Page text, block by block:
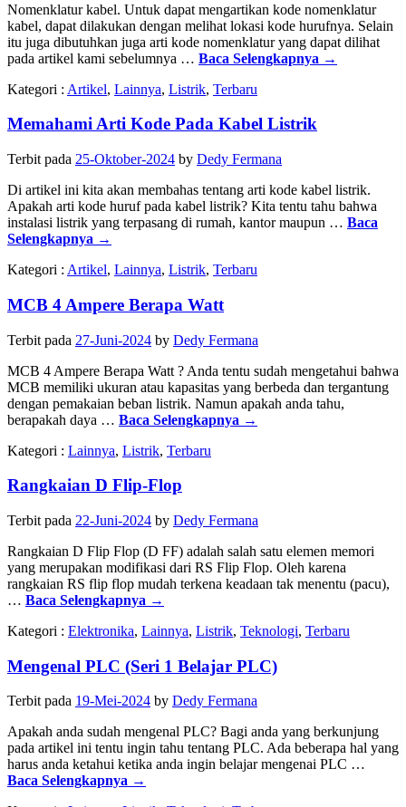
Nomenklatur kabel. Untuk dapat mengartikan kode nomenklatur
kabel, dapat dilakukan dengan melihat lokasi kode hurufnya. Selain
itu juga dibutuhkan juga arti kode nomenklatur yang dapat dilihat
pada artikel kami sebelumnya … Baca Selengkapnya →
Kategori : Artikel, Lainnya, Listrik, Terbaru
Memahami Arti Kode Pada Kabel Listrik
Terbit pada 25-Oktober-2024 by Dedy Fermana
Di artikel ini kita akan membahas tentang arti kode kabel listrik.
Apakah arti kode huruf pada kabel listrik? Kita tentu tahu bahwa
instalasi listrik yang terpasang di rumah, kantor maupun … Baca
Selengkapnya →
Kategori : Artikel, Lainnya, Listrik, Terbaru
MCB 4 Ampere Berapa Watt
Terbit pada 27-Juni-2024 by Dedy Fermana
MCB 4 Ampere Berapa Watt ? Anda tentu sudah mengetahui bahwa
MCB memiliki ukuran atau kapasitas yang berbeda dan tergantung
dengan pemakaian beban listrik. Namun apakah anda tahu,
berapakah daya … Baca Selengkapnya →
Kategori : Lainnya, Listrik, Terbaru
Rangkaian D Flip-Flop
Terbit pada 22-Juni-2024 by Dedy Fermana
Rangkaian D Flip Flop (D FF) adalah salah satu elemen memori
yang merupakan modifikasi dari RS Flip Flop. Oleh karena
rangkaian RS flip flop mudah terkena keadaan tak menentu (pacu),
… Baca Selengkapnya →
Kategori : Elektronika, Lainnya, Listrik, Teknologi, Terbaru
Mengenal PLC (Seri 1 Belajar PLC)
Terbit pada 19-Mei-2024 by Dedy Fermana
Apakah anda sudah mengenal PLC? Bagi anda yang berkunjung
pada artikel ini tentu ingin tahu tentang PLC. Ada beberapa hal yang
harus anda ketahui ketika anda ingin belajar mengenai PLC …
Baca Selengkapnya →